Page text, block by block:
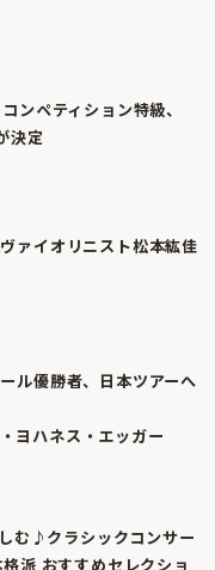
ンペティション特級、
決定
ァイオリニスト松本紘佳
ル優勝者、日本ツアーへ
ヨハネス・エッガー
む♪クラシックコンサー
派 おすすめセレクショ